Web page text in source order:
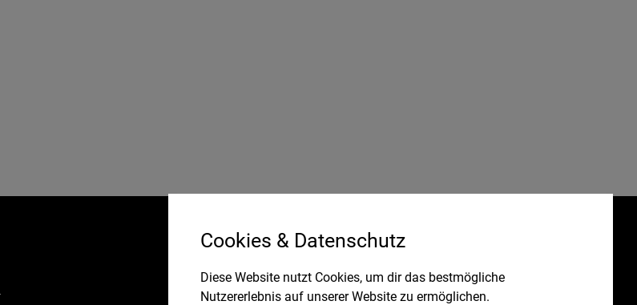
WIDERRUFSBELEHRUNG
IMPRESSUM
DATENSCHUTZ
Cookies & Datenschutz
Diese Website nutzt Cookies, um dir das bestmögliche
Nutzererlebnis auf unserer Website zu ermöglichen.